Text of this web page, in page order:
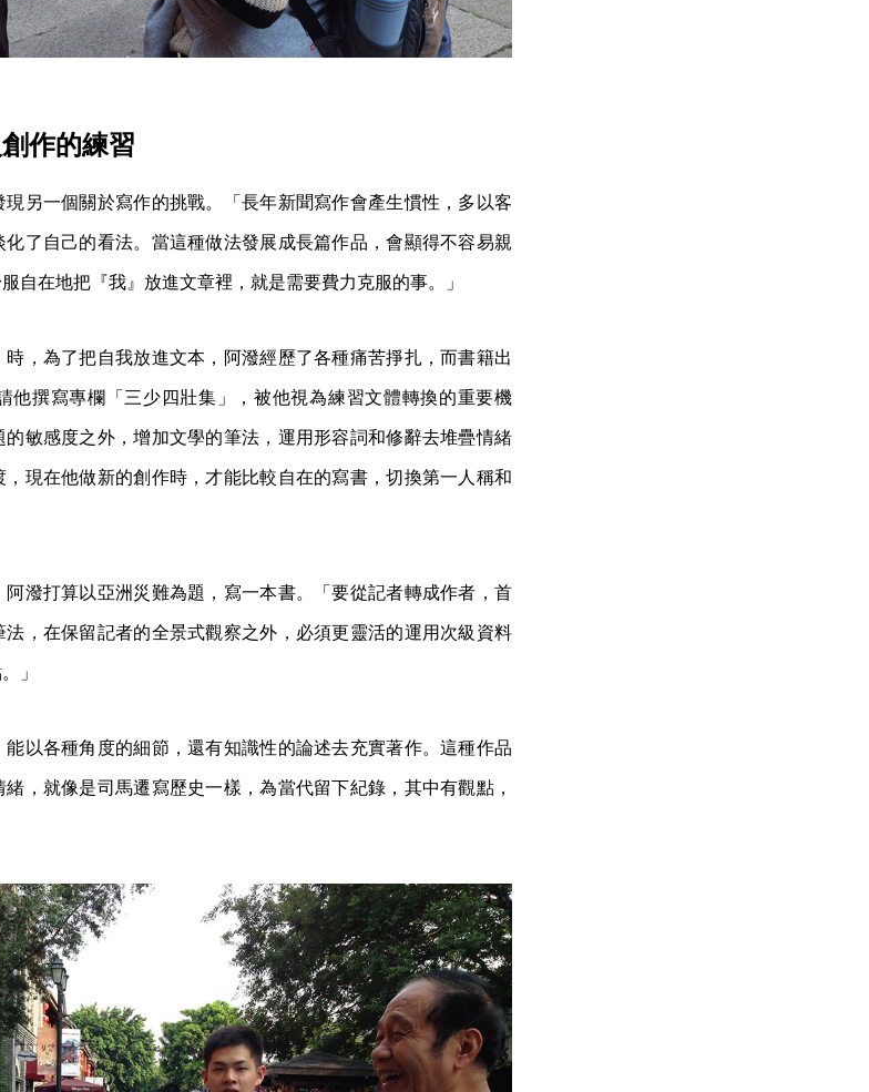
作的練習
另一個關於寫作的挑戰。「長年新聞寫作會產生慣性，多以客
了自己的看法。當這種做法發展成長篇作品，會顯得不容易親
自在地把『我』放進文章裡，就是需要費力克服的事。」
，為了把自我放進文本，阿潑經歷了各種痛苦掙扎，而書籍出
他撰寫專欄「三少四壯集」，被他視為練習文體轉換的重要機
敏感度之外，增加文學的筆法，運用形容詞和修辭去堆疊情緒
現在他做新的創作時，才能比較自在的寫書，切換第一人稱和
潑打算以亞洲災難為題，寫一本書。「要從記者轉成作者，首
，在保留記者的全景式觀察之外，必須更靈活的運用次級資料
」
能以各種角度的細節，還有知識性的論述去充實著作。這種作品
，就像是司馬遷寫歷史一樣，為當代留下紀錄，其中有觀點，